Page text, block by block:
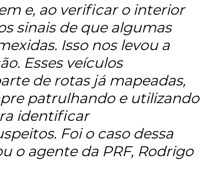
e, ao verificar o interior
sinais de que algumas
Isso nos levou a
Esses veículos
de rotas já mapeadas,
patrulhando e utilizando
identificar
Foi o caso dessa
o agente da PRF, Rodrigo